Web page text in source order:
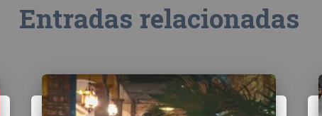
Entradas relacionadas